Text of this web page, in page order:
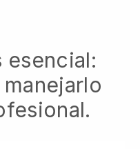
esencial: